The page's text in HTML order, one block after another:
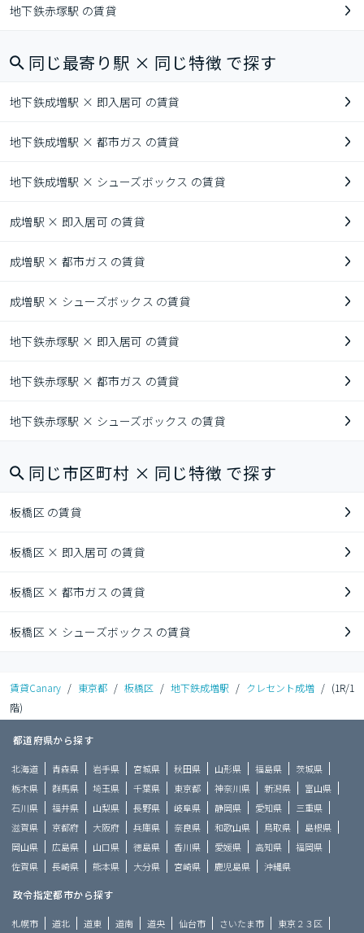
地下鉄赤塚駅 の賃貸
同じ最寄り駅 × 同じ特徴 で探す
地下鉄成増駅 × 即入居可 の賃貸
地下鉄成増駅 × 都市ガス の賃貸
地下鉄成増駅 × シューズボックス の賃貸
成増駅 × 即入居可 の賃貸
成増駅 × 都市ガス の賃貸
成増駅 × シューズボックス の賃貸
地下鉄赤塚駅 × 即入居可 の賃貸
地下鉄赤塚駅 × 都市ガス の賃貸
地下鉄赤塚駅 × シューズボックス の賃貸
同じ市区町村 × 同じ特徴 で探す
板橋区 の賃貸
板橋区 × 即入居可 の賃貸
板橋区 × 都市ガス の賃貸
板橋区 × シューズボックス の賃貸
賃貸Canary / 東京都 / 板橋区 / 地下鉄成増駅 / クレセント成増 / (1R/1
階)
都道府県から探す
北海道 青森県 岩手県 宮城県 秋田県 山形県 福島県
茨城県
栃木県
群馬県 埼玉県 千葉県 東京都 神奈川県 新潟県
富山県
石川県
福井県 山梨県 長野県 岐阜県 静岡県 愛知県
三重県
滋賀県
京都府 大阪府 兵庫県 奈良県 和歌山県 鳥取県
島根県
岡山県
広島県 山口県 徳島県 香川県 愛媛県 高知県
福岡県
佐賀県
長崎県 熊本県 大分県 宮崎県 鹿児島県 沖縄県
政令指定都市から探す
札幌市 道北 道東 道南 道央 仙台市 さいたま市 東京２３区